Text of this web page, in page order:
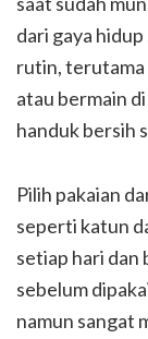
dari gaya
rutin, terutama
atau bermain
handuk bersih
Pilih pakaian
seperti katun
setiap hari dan
sebelum
namun sangat